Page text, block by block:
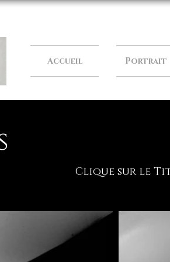
Accueil Portrait
Clique sur le